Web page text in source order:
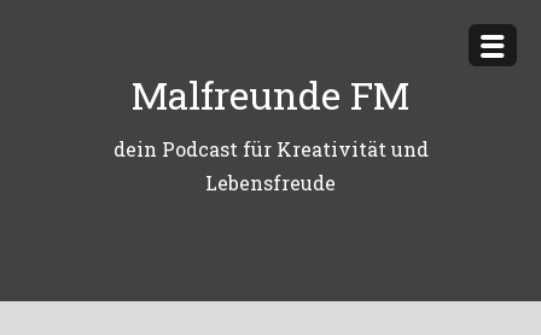
Malfreunde FM
dein Podcast für Kreativität und
Lebensfreude